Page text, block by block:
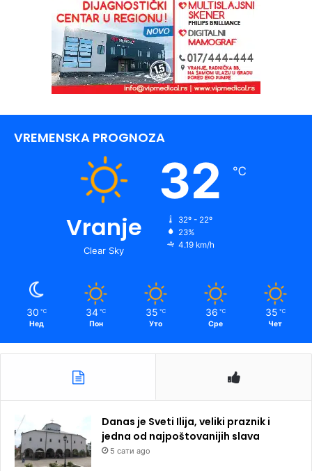
VREMENSKA PROGNOZA
Vranje
Clear Sky
32 ℃
32º - 22º
23%
4.19 km/h
30 ℃
Нед
34 ℃
Пон
35 ℃
Уто
36 ℃
Сре
35 ℃
Чет
Danas je Sveti Ilija, veliki praznik i
jedna od najpoštovanijih slava
5 сати ago